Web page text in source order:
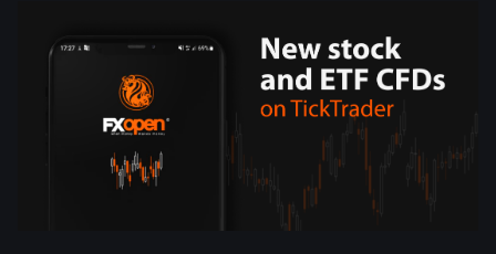
MT5
Android FXOpen App
FIX API
什麼是差價合約交易?
公司新聞
為什麼選擇我們